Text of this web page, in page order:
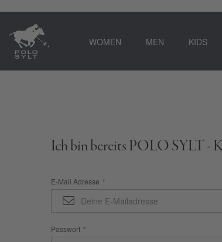
WOMEN MEN KIDS
Ich bin bereits POLO SYLT -
E-Mail Adresse
Passwort